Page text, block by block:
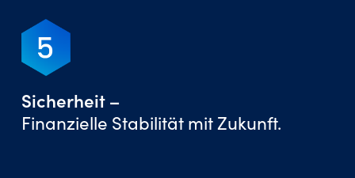
Sicherheit –
Finanzielle Stabilität mit Zukunft.